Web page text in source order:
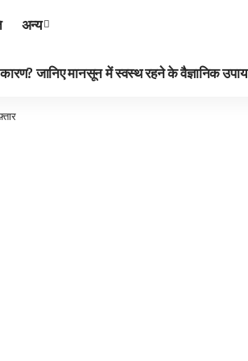
अन्य
जानिए मानसून में स्वस्थ रहने के वैज्ञानिक उपाय